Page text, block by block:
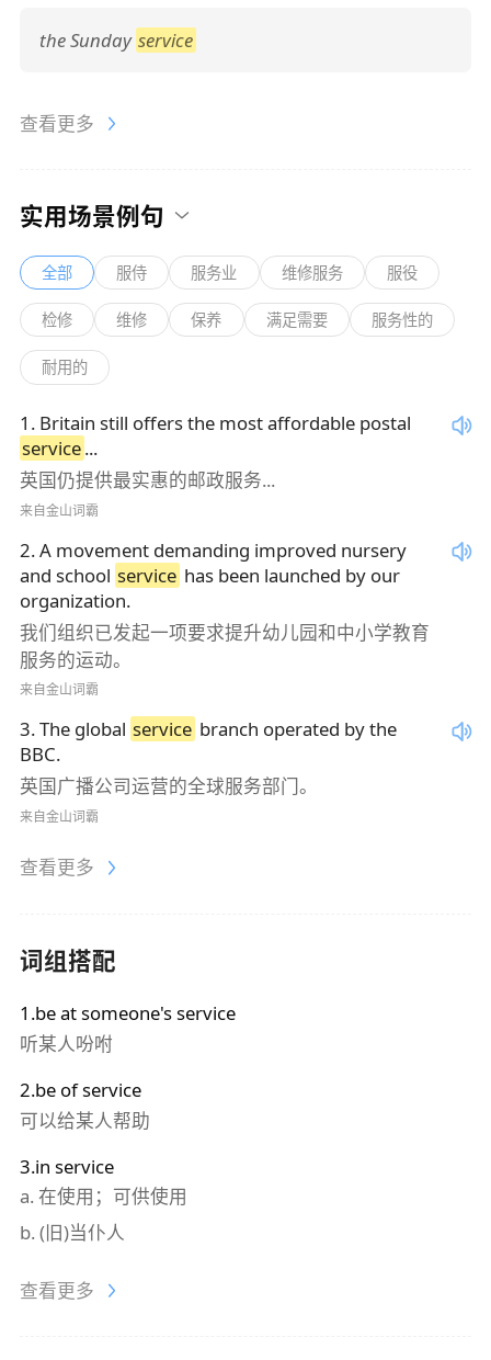
the Sunday service
查看更多
实用场景例句
全部 服侍 服务业 维修服务 服役
检修 维修 保养 满足需要 服务性的
耐用的
1 . Britain still offers the most affordable postal
service...
英国仍提供最实惠的邮政服务...
来自金山词霸
2.A movement demanding improved nursery
and school service has been launched by our
organization.
我们组织已发起一项要求提升幼儿园和中小学教育
服务的运动。
来自金山词霸
3.The global service branch operated by the
BBC.
英国广播公司运营的全球服务部门。
来自金山词霸
查看更多
词组搭配
1.be at someone's service
听某人吩咐
2.be of service
可以给某人帮助
3.in service
a.在使用；可供使用
b.(旧)当仆人
查看更多